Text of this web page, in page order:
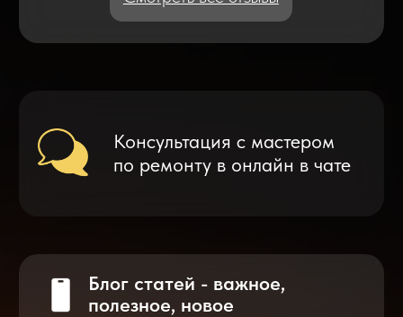
Разблокировка iPhone
на смартфоне?